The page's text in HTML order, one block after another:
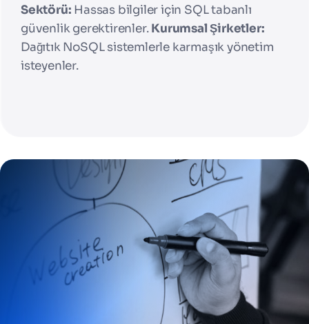
Sektörü: Hassas bilgiler için SQL tabanlı
güvenlik gerektirenler. Kurumsal Şirketler:
Dağıtık NoSQL sistemlerle karmaşık yönetim
isteyenler.